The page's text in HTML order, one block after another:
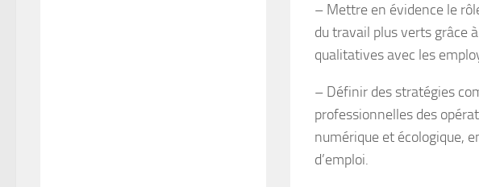
– Mettre en évidence le
du travail plus verts grâce
qualitatives avec les
– Définir des stratégies
professionnelles des
numérique et écologique,
d’emploi.